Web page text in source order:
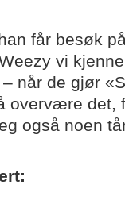
får besøk
vi
når de gjør
overvære det,
også noen